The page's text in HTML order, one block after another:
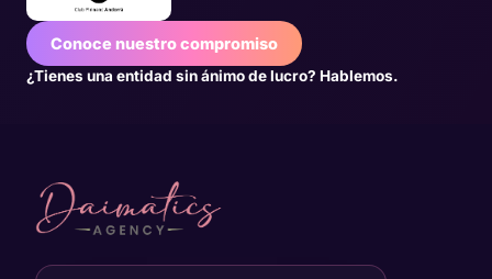
Conoce nuestro compromiso
¿Tienes una entidad sin ánimo de lucro? Hablemos.